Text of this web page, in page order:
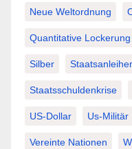
Neue Weltordnung
Quantitative Lockerung
Silber
Staatsschuldenkrise
US-Dollar Us-Militär
Vereinte Nationen